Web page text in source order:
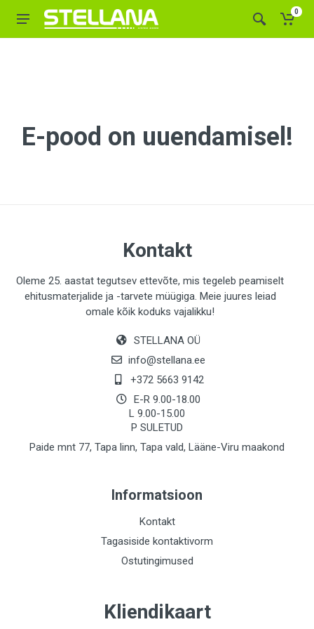
0
E-pood on uuendamisel!
Kontakt
Oleme 25. aastat tegutsev ettevõte, mis tegeleb peamiselt
ehitusmaterjalide ja -tarvete müügiga. Meie juures leiad
omale kõik koduks vajalikku!
STELLANA OÜ
info@stellana.ee
+372 5663 9142
E-R 9.00-18.00
L 9.00-15.00
P SULETUD
Paide mnt 77, Tapa linn, Tapa vald, Lääne-Viru maakond
Informatsioon
Kontakt
Tagasiside kontaktivorm
Ostutingimused
Kliendikaart